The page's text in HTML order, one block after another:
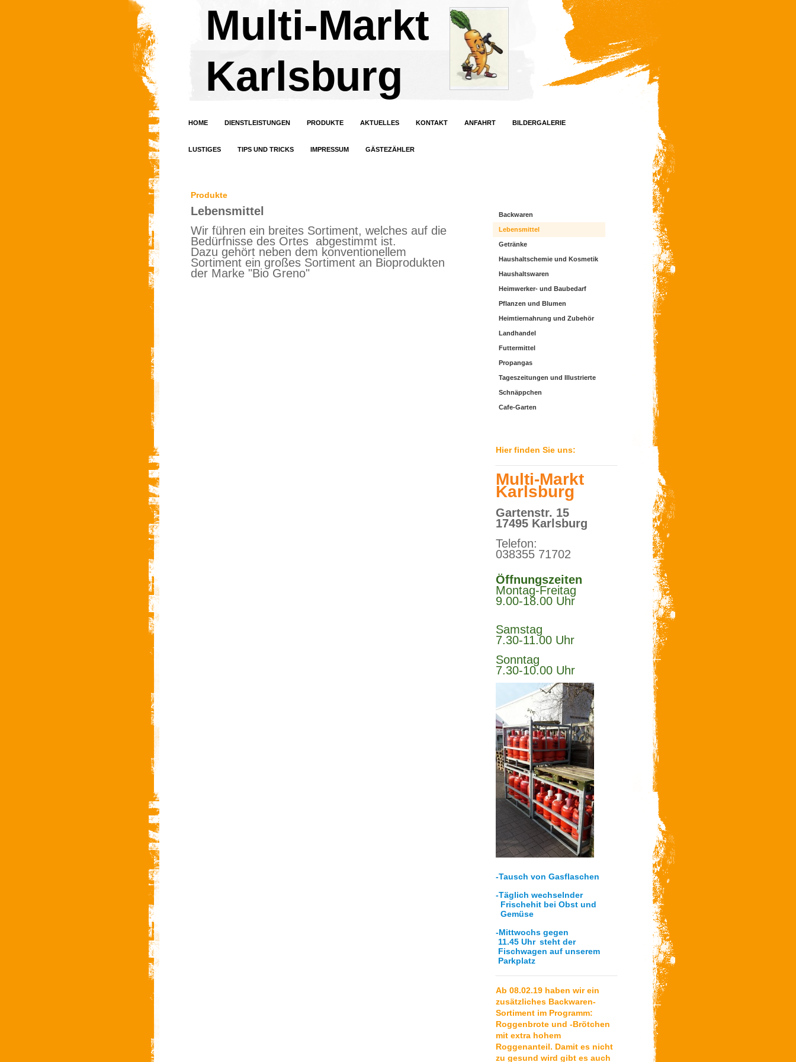
Multi-Markt
Karlsburg
HOME DIENSTLEISTUNGEN PRODUKTE AKTUELLES KONTAKT ANFAHRT BILDERGALERIE
LUSTIGES TIPS UND TRICKS IMPRESSUM GÄSTEZÄHLER
Produkte
Lebensmittel
Wir führen ein breites Sortiment, welches auf die
Bedürfnisse des Ortes abgestimmt ist.
Dazu gehört neben dem konventionellem
Sortiment ein großes Sortiment an Bioprodukten
der Marke "Bio Greno"
Backwaren
Lebensmittel
Getränke
Haushaltschemie und Kosmetik
Haushaltswaren
Heimwerker- und Baubedarf
Pflanzen und Blumen
Heimtiernahrung und Zubehör
Landhandel
Futtermittel
Propangas
Tageszeitungen und Illustrierte
Schnäppchen
Cafe-Garten
Hier finden Sie uns:
Multi-Markt
Karlsburg
Gartenstr. 15
17495 Karlsburg
Telefon:
038355 71702
Öffnungszeiten
Montag-Freitag
9.00-18.00 Uhr
Samstag
7.30-11.00 Uhr
Sonntag
7.30-10.00 Uhr
-Tausch von Gasflaschen
-Täglich wechselnder
Frischehit bei Obst und
Gemüse
-Mittwochs gegen
11.45 Uhr steht der
Fischwagen auf unserem
Parkplatz
Ab 08.02.19 haben wir ein
zusätzliches Backwaren-
Sortiment im Programm:
Roggenbrote und -Brötchen
mit extra hohem
Roggenanteil. Damit es nicht
zu gesund wird gibt es auch